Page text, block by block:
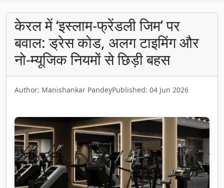
केरल में ‘इस्लाम-फ्रेंडली जिम’ पर
बवाल: ड्रेस कोड, अलग टाइमिंग और
नो-म्यूजिक नियमों से छिड़ी बहस
Author: Manishankar PandeyPublished: 04 Jun 2026